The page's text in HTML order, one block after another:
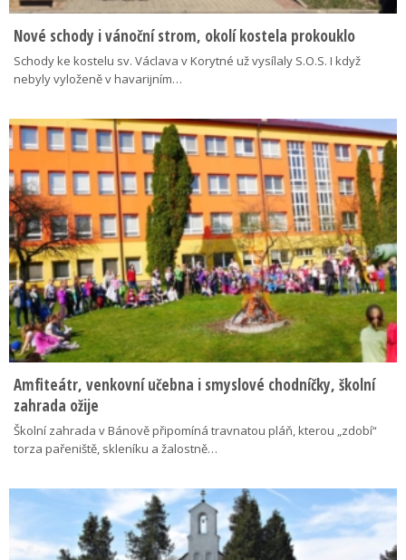
Nové schody i vánoční strom, okolí kostela prokouklo
Schody ke kostelu sv. Václava v Korytné už vysílaly S.O.S. I když
nebyly vyloženě v havarijním…
Amfiteátr, venkovní učebna i smyslové chodníčky, školní
zahrada ožije
Školní zahrada v Bánově připomíná travnatou pláň, kterou „zdobí“
torza pařeniště, skleníku a žalostně…